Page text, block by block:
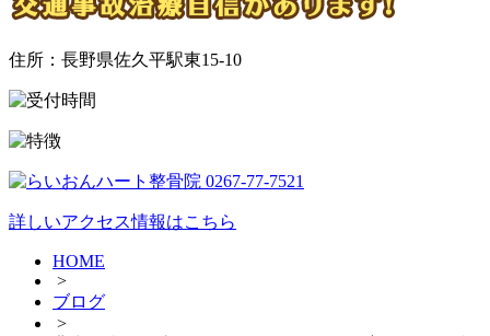
住所：長野県佐久平駅東15-10
詳しいアクセス情報はこちら
HOME
>
ブログ
>